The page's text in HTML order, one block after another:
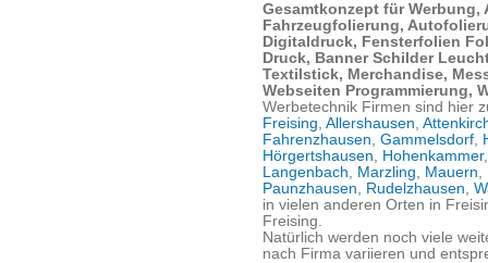
Gesamtkonzept für
Fahrzeugfolierung,
Digitaldruck, Fensterfolien
Druck, Banner Schilder
Textilstick, Merchandise,
Webseiten Programmierung,
Werbetechnik Firmen sind hier
Freising, Allershausen,
Fahrenzhausen, Gammelsdorf,
Hörgertshausen, Hohenkammer
Langenbach, Marzling, Mauern,
Paunzhausen, Rudelzhausen,
in vielen anderen Orten in
Freising.
Natürlich werden noch viele
nach Firma variieren und